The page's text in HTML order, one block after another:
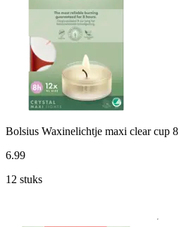
Bolsius Waxinelichtje maxi clear cup 8
6.99
12 stuks